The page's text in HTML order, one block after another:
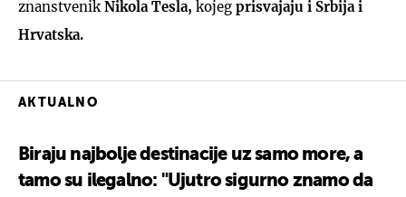
znanstvenik Nikola Tesla, kojeg prisvajaju i Srbija i
Hrvatska.
AKTUALNO
Biraju najbolje destinacije uz samo more, a
tamo su ilegalno: "Ujutro sigurno znamo da